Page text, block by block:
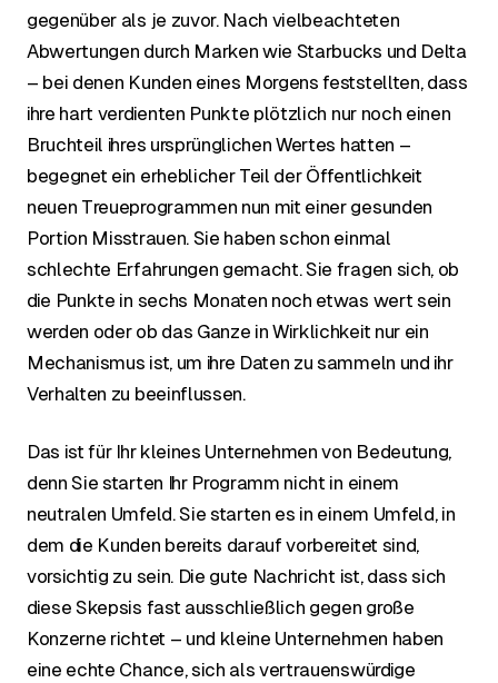
gegenüber als je zuvor. Nach vielbeachteten
Abwertungen durch Marken wie Starbucks und Delta
– bei denen Kunden eines Morgens feststellten, dass
ihre hart verdienten Punkte plötzlich nur noch einen
Bruchteil ihres ursprünglichen Wertes hatten –
begegnet ein erheblicher Teil der Öffentlichkeit
neuen Treueprogrammen nun mit einer gesunden
Portion Misstrauen. Sie haben schon einmal
schlechte Erfahrungen gemacht. Sie fragen sich, ob
die Punkte in sechs Monaten noch etwas wert sein
werden oder ob das Ganze in Wirklichkeit nur ein
Mechanismus ist, um ihre Daten zu sammeln und ihr
Verhalten zu beeinflussen.
Das ist für Ihr kleines Unternehmen von Bedeutung,
denn Sie starten Ihr Programm nicht in einem
neutralen Umfeld. Sie starten es in einem Umfeld, in
dem die Kunden bereits darauf vorbereitet sind,
vorsichtig zu sein. Die gute Nachricht ist, dass sich
diese Skepsis fast ausschließlich gegen große
Konzerne richtet – und kleine Unternehmen haben
eine echte Chance, sich als vertrauenswürdige